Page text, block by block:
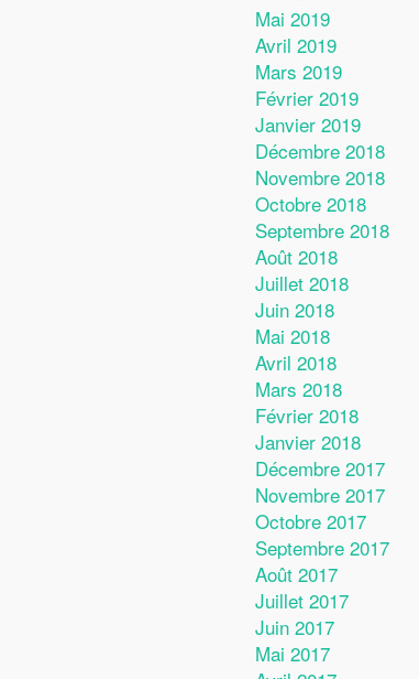
Mai 2019
Avril 2019
Mars 2019
Février 2019
Janvier 2019
Décembre 2018
Novembre 2018
Octobre 2018
Septembre 2018
Août 2018
Juillet 2018
Juin 2018
Mai 2018
Avril 2018
Mars 2018
Février 2018
Janvier 2018
Décembre 2017
Novembre 2017
Octobre 2017
Septembre 2017
Août 2017
Juillet 2017
Juin 2017
Mai 2017